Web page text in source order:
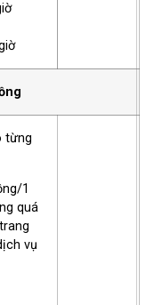
từng
1
quá
vụ